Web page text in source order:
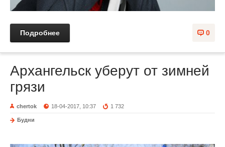
0
Подробнее
Архангельск уберут от зимней
грязи
chertok 18-04-2017, 10:37 1 732
Будни